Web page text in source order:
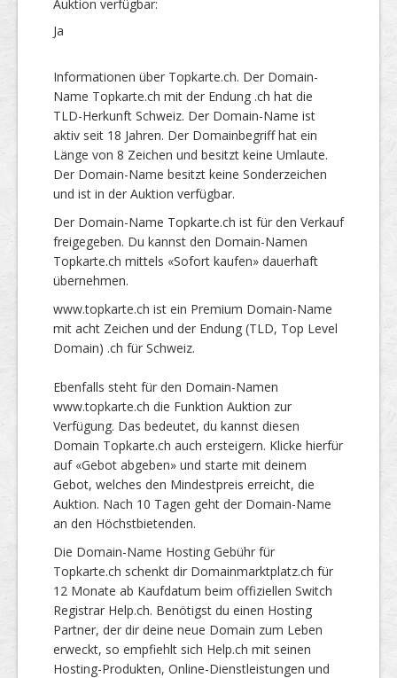
Auktion verfügbar:
Ja
Informationen über Topkarte.ch. Der Domain-
Name Topkarte.ch mit der Endung .ch hat die
TLD-Herkunft Schweiz. Der Domain-Name ist
aktiv seit 18 Jahren. Der Domainbegriff hat ein
Länge von 8 Zeichen und besitzt keine Umlaute.
Der Domain-Name besitzt keine Sonderzeichen
und ist in der Auktion verfügbar.
Der Domain-Name Topkarte.ch ist für den Verkauf
freigegeben. Du kannst den Domain-Namen
Topkarte.ch mittels «Sofort kaufen» dauerhaft
übernehmen.
www.topkarte.ch ist ein Premium Domain-Name
mit acht Zeichen und der Endung (TLD, Top Level
Domain) .ch für Schweiz.
Ebenfalls steht für den Domain-Namen
www.topkarte.ch die Funktion Auktion zur
Verfügung. Das bedeutet, du kannst diesen
Domain Topkarte.ch auch ersteigern. Klicke hierfür
auf «Gebot abgeben» und starte mit deinem
Gebot, welches den Mindestpreis erreicht, die
Auktion. Nach 10 Tagen geht der Domain-Name
an den Höchstbietenden.
Die Domain-Name Hosting Gebühr für
Topkarte.ch schenkt dir Domainmarktplatz.ch für
12 Monate ab Kaufdatum beim offiziellen Switch
Registrar Help.ch. Benötigst du einen Hosting
Partner, der dir deine neue Domain zum Leben
erweckt, so empfiehlt sich Help.ch mit seinen
Hosting-Produkten, Online-Dienstleistungen und